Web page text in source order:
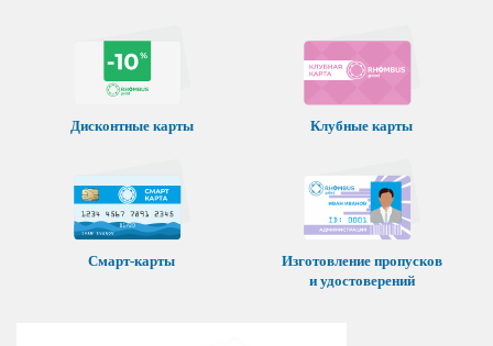
Дисконтные карты Клубные карты
Смарт-карты
Изготовление пропусков
и удостоверений